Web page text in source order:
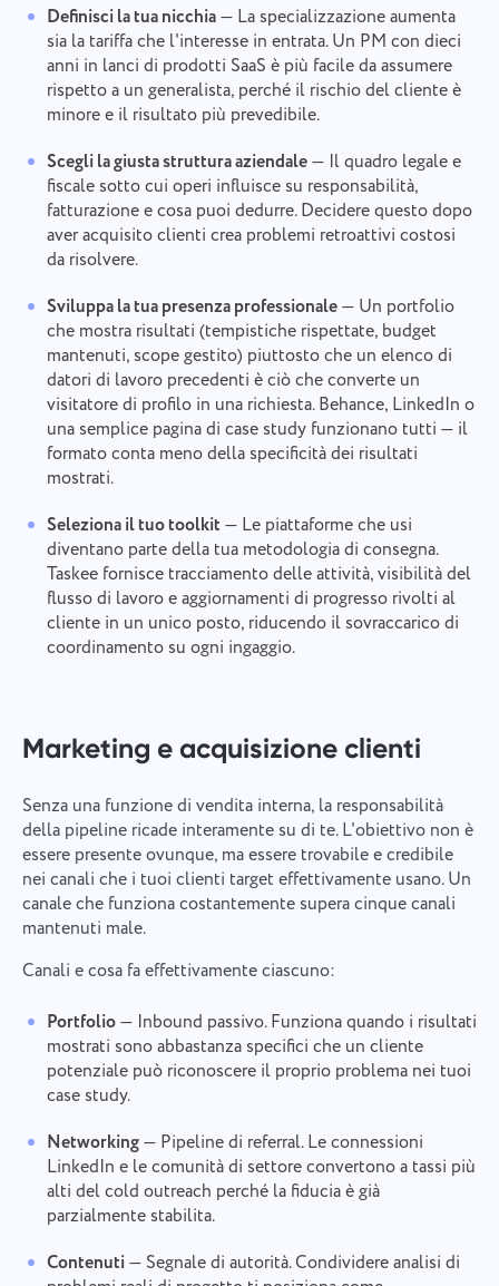
Definisci la tua nicchia— La specializzazione aumenta
sia la tariffa che l'interesse in entrata. Un PM con dieci
anni in lanci di prodotti SaaS è più facile da assumere
rispetto a un generalista, perché il rischio del cliente è
minore e il risultato più prevedibile.
Scegli la giusta struttura aziendale— Il quadro legale e
fiscale sotto cui operi influisce su responsabilità,
fatturazione e cosa puoi dedurre. Decidere questo dopo
aver acquisito clienti crea problemi retroattivi costosi
da risolvere.
Sviluppa la tua presenza professionale— Un portfolio
che mostra risultati (tempistiche rispettate, budget
mantenuti, scope gestito) piuttosto che un elenco di
datori di lavoro precedenti è ciò che converte un
visitatore di profilo in una richiesta. Behance, LinkedIn o
una semplice pagina di case study funzionano tutti — il
formato conta meno della specificità dei risultati
mostrati.
Seleziona il tuo toolkit — Le piattaforme che usi
diventano parte della tua metodologia di consegna.
Taskee fornisce tracciamento delle attività, visibilità del
flusso di lavoro e aggiornamenti di progresso rivolti al
cliente in un unico posto, riducendo il sovraccarico di
coordinamento su ogni ingaggio.
Marketing e acquisizione clienti
Senza una funzione di vendita interna, la responsabilità
della pipeline ricade interamente su di te. L'obiettivo non è
essere presente ovunque, ma essere trovabile e credibile
nei canali che i tuoi clienti target effettivamente usano. Un
canale che funziona costantemente supera cinque canali
mantenuti male.
Canali e cosa fa effettivamente ciascuno:
Portfolio— Inbound passivo. Funziona quando i risultati
mostrati sono abbastanza specifici che un cliente
potenziale può riconoscere il proprio problema nei tuoi
case study.
Networking— Pipeline di referral. Le connessioni
LinkedIn e le comunità di settore convertono a tassi più
alti del cold outreach perché la fiducia è già
parzialmente stabilita.
Contenuti— Segnale di autorità. Condividere analisi di